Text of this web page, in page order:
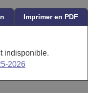
Imprimer en PDF
indisponible.
2026